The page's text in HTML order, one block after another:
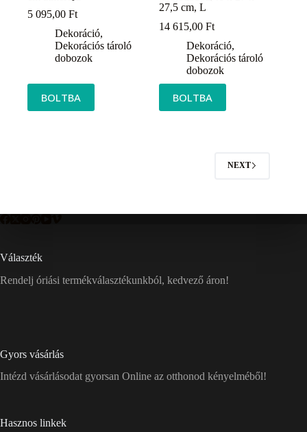
5 095,00 Ft
Dekoráció,
Dekorációs tároló
dobozok
BOLTBA
27,5 cm, L
14 615,00Ft
Dekoráció,
Dekorációs tároló
dobozok
BOLTBA
NEXT
Választék
Rendelj óriási termékválasztékunkból, kedvező áron!
Gyors vásárlás
Intézd vásárlásodat gyorsan Online az otthonod kényelméből!
Hasznos linkek